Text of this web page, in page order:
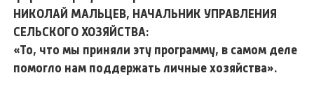
НИКОЛАЙ МАЛЬЦЕВ, НАЧАЛЬНИК УПРАВЛЕНИЯ
СЕЛЬСКОГО ХОЗЯЙСТВА:
«То, что мы приняли эту программу, в самом деле
помогло нам поддержать личные хозяйства».